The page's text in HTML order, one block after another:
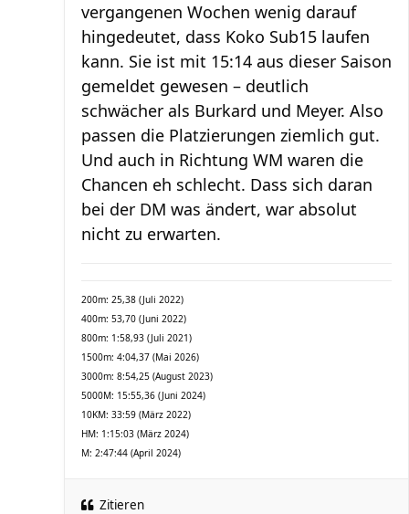
vergangenen Wochen wenig darauf
hingedeutet, dass Koko Sub15 laufen
kann. Sie ist mit 15:14 aus dieser Saison
gemeldet gewesen – deutlich
schwächer als Burkard und Meyer. Also
passen die Platzierungen ziemlich gut.
Und auch in Richtung WM waren die
Chancen eh schlecht. Dass sich daran
bei der DM was ändert, war absolut
nicht zu erwarten.
200m: 25,38 (Juli 2022)
400m: 53,70 (Juni 2022)
800m: 1:58,93 (Juli 2021)
1500m: 4:04,37 (Mai 2026)
3000m: 8:54,25 (August 2023)
5000M: 15:55,36 (Juni 2024)
10KM: 33:59 (März 2022)
HM: 1:15:03 (März 2024)
M: 2:47:44 (April 2024)
Zitieren